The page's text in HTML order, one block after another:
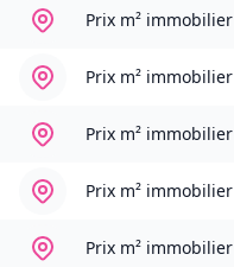
Prix m² immobilier
Prix m² immobilier
Prix m² immobilier
Prix m² immobilier
Prix m² immobilier